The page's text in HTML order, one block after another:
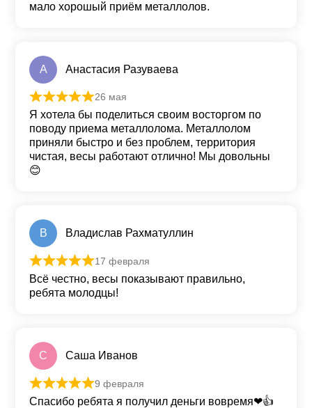
мало хорошый приём металлолов.
А Анастасия Разуваева
Оценка
26 мая
Я хотела бы поделиться своим восторгом по
поводу приема металлолома. Металлолом
приняли быстро и без проблем, территория
чистая, весы работают отлично! Мы довольны
😊
В Владислав Рахматуллин
Оценка из 5
17 февраля
Всё честно, весы показывают правильно,
ребята молодцы!
С Саша Иванов
Оценка из 5
9 февраля
Спасибо ребята я получил деньги вовремя❤👍